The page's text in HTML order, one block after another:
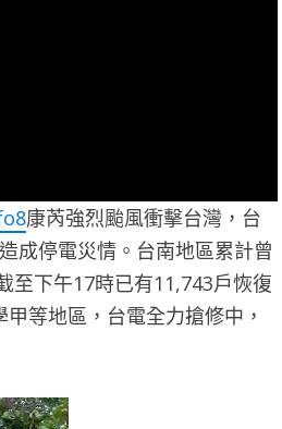
康芮強烈颱風衝擊台灣，台
成停電災情。台南地區累計曾
至下午17時已有11,743戶恢復
等地區，台電全力搶修中，